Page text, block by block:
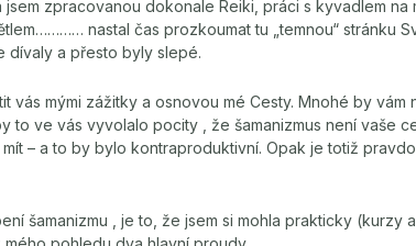
zpracovanou dokonale Reiki, práci s kyvadlem na
nastal čas prozkoumat tu „temnou“ stránku
dívaly a přesto byly slepé.
vás mými zážitky a osnovou mé Cesty. Mnohé by vám
to ve vás vyvolalo pocity , že šamanizmus není vaše
– a to by bylo kontraproduktivní. Opak je totiž
šamanizmu , je to, že jsem si mohla prakticky (kurzy